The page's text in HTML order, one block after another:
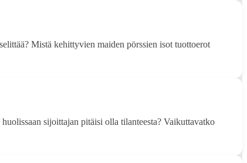
Mistä kehittyvien maiden pörssien isot tuottoerot
sijoittajan pitäisi olla tilanteesta? Vaikuttavatko